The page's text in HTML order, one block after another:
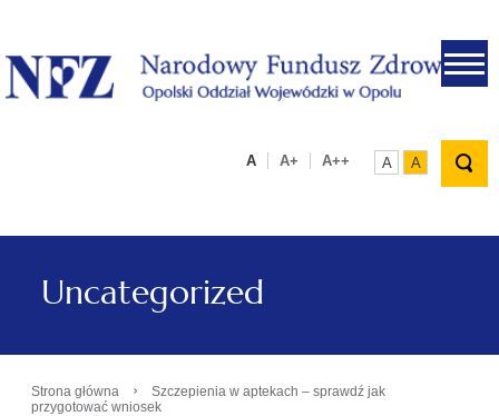
.
A A+ A++ A A
Uncategorized
Strona główna ›
Szczepienia w aptekach – sprawdź jak
przygotować wniosek